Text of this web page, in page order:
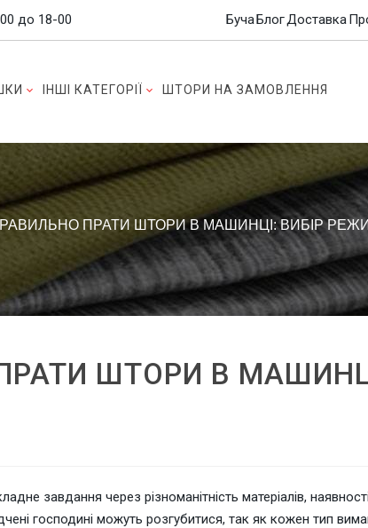
до 18-00 БучаБлогДоставка
ІНШІ КАТЕГОРІЇ ШТОРИ НА ЗАМОВЛЕННЯ
ПРАТИ ШТОРИ В МАШИНЦІ: ВИБІР
ШТОРИ В
завдання через різноманітність матеріалів,
господині можуть розгубитися, так як кожен тип